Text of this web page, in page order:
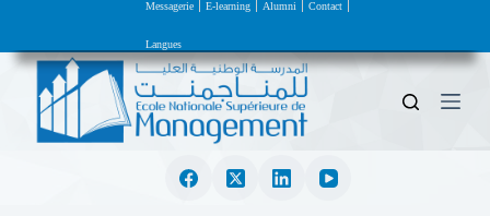
s
Messagerie E-learning Alumni Contact
Langues